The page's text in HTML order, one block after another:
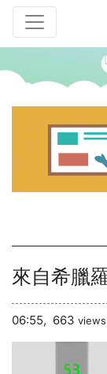
來自希臘
06:55, 663 views